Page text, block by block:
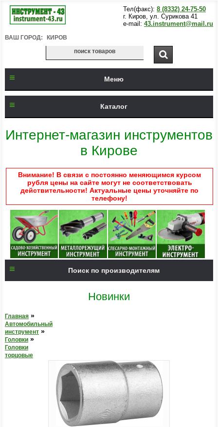
Тел(факс): 8 (8332) 24-75-50
г. Киров, ул. Сурикова 41
e-mail: 43.instrument@mail.ru
ВАШ ГОРОД: КИРОВ
Меню
Каталог
Интернет-магазин инструментов
в Кирове
Внимание! В связи с постоянно меняющимся курсом
рубля цены на сайте могут не соответствовать
действительности! Актуальные цены уточняйте по
телефону!
Поиск по производителям
Новинки
Главная »
Автомобильный
инструмент »
Головки »
Головки
торцовые